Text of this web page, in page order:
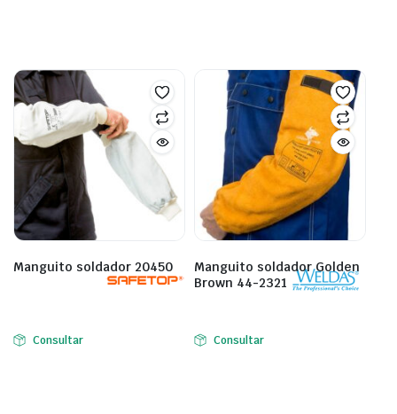
Manguito soldador 20450
Consultar
Manguito soldador Golden
Brown 44-2321
Consultar